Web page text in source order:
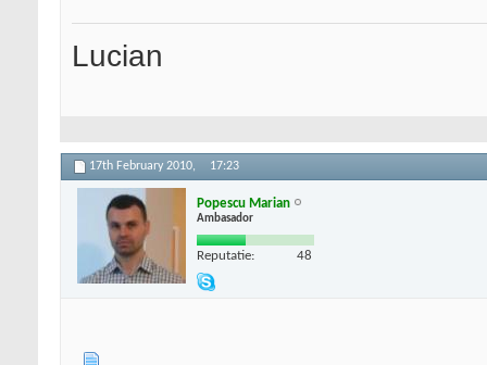
Lucian
17th February 2010, 17:23
Popescu Marian
Ambasador
Reputatie: 48